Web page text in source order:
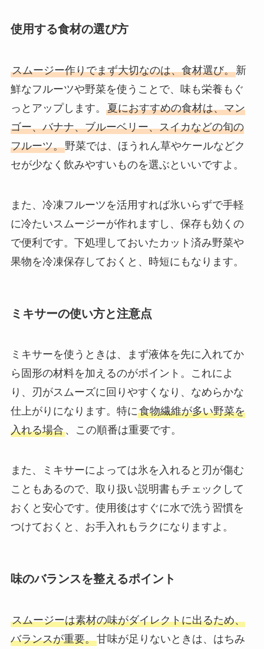
使用する食材の選び方
スムージー作りでまず大切なのは、食材選び。新
鮮なフルーツや野菜を使うことで、味も栄養もぐ
っとアップします。 夏におすすめの食材は、マン
ゴー、バナナ、ブルーベリー、スイカなどの旬の
フルーツ。野菜では、ほうれん草やケールなどク
セが少なく飲みやすいものを選ぶといいですよ。
また、冷凍フルーツを活用すれば氷いらずで手軽
に冷たいスムージーが作れますし、保存も効くの
で便利です。下処理しておいたカット済み野菜や
果物を冷凍保存しておくと、時短にもなります。
ミキサーの使い方と注意点
ミキサーを使うときは、まず液体を先に入れてか
ら固形の材料を加えるのがポイント。これによ
り、刃がスムーズに回りやすくなり、なめらかな
仕上がりになります。特に食物繊維が多い野菜を
入れる場合、この順番は重要です。
また、ミキサーによっては氷を入れると刃が傷む
こともあるので、取り扱い説明書もチェックして
おくと安心です。使用後はすぐに水で洗う習慣を
つけておくと、お手入れもラクになりますよ。
味のバランスを整えるポイント
スムージーは素材の味がダイレクトに出るため、
バランスが重要。甘味が足りないときは、はちみ